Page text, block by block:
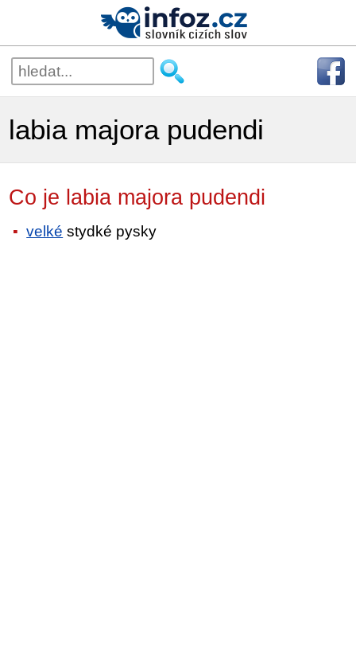
labia majora pudendi
Co je labia majora pudendi
velké stydké pysky